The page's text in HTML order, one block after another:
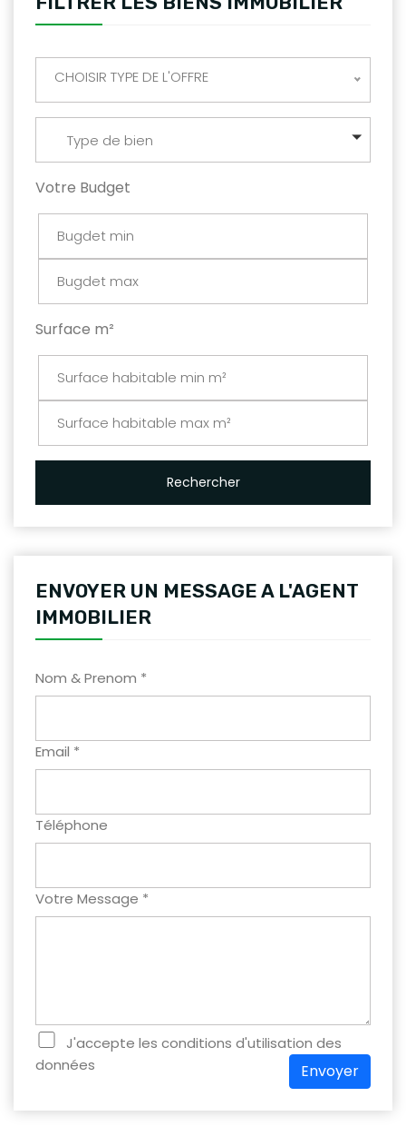
CHOISIR TYPE DE L'OFFRE
Type de bien
Votre Budget
Surface m²
Rechercher
ENVOYER UN MESSAGE A L'AGENT
IMMOBILIER
Nom & Prenom *
Email *
Téléphone
Votre Message *
J'accepte les conditions d'utilisation des
données
Envoyer